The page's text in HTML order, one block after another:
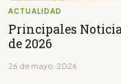
ACTUALIDAD
Principales
de 2026
26 de mayo, 2026